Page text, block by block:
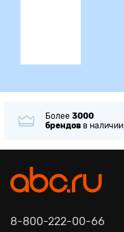
Более 3000
брендов в наличии
8-800-222-00-66